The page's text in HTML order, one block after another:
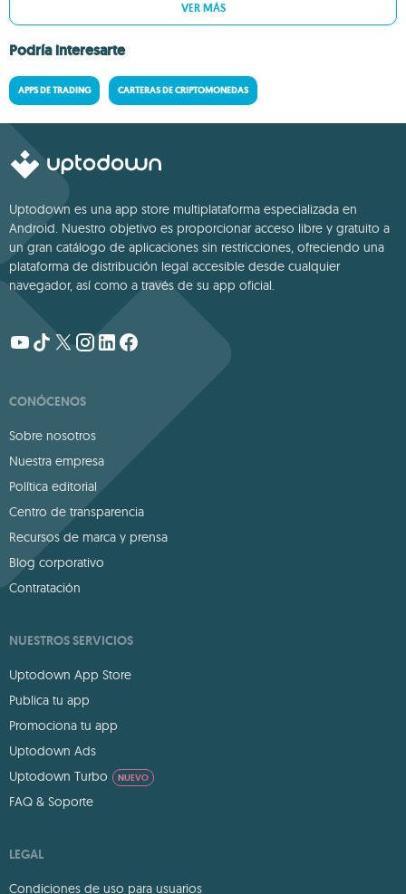
VER MÁS
Podría interesarte
APPS DE TRADING CARTERAS DE CRIPTOMONEDAS
Uptodown es una app store multiplataforma especializada en
Android. Nuestro objetivo es proporcionar acceso libre y gratuito a
un gran catálogo de aplicaciones sin restricciones, ofreciendo una
plataforma de distribución legal accesible desde cualquier
navegador, así como a través de su app oficial.
CONÓCENOS
Sobre nosotros
Nuestra empresa
Política editorial
Centro de transparencia
Recursos de marca y prensa
Blog corporativo
Contratación
NUESTROS SERVICIOS
Uptodown App Store
Publica tu app
Promociona tu app
Uptodown Ads
Uptodown Turbo
NUEVO
FAQ & Soporte
LEGAL
Condiciones de uso para usuarios